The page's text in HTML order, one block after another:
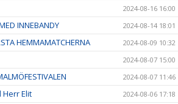
2024-08-16 16:00
INNEBANDY 2024-08-14 18:01
HEMMAMATCHERNA 2024-08-09 10:32
2024-08-07 15:00
2024-08-07 11:46
Elit 2024-08-06 17:18